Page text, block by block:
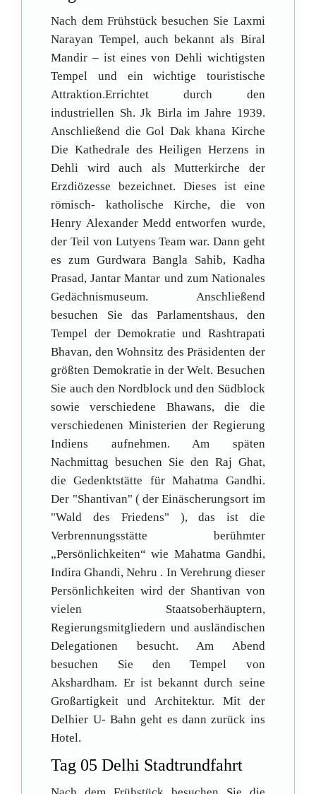
Nach dem Frühstück besuchen Sie Laxmi
Narayan Tempel, auch bekannt als Biral
Mandir – ist eines von Dehli wichtigsten
Tempel und ein wichtige touristische
Attraktion.Errichtet durch den
industriellen Sh. Jk Birla im Jahre 1939.
Anschließend die Gol Dak khana Kirche
Die Kathedrale des Heiligen Herzens in
Dehli wird auch als Mutterkirche der
Erzdiözesse bezeichnet. Dieses ist eine
römisch- katholische Kirche, die von
Henry Alexander Medd entworfen wurde,
der Teil von Lutyens Team war. Dann geht
es zum Gurdwara Bangla Sahib, Kadha
Prasad, Jantar Mantar und zum Nationales
Gedächnismuseum. Anschließend
besuchen Sie das Parlamentshaus, den
Tempel der Demokratie und Rashtrapati
Bhavan, den Wohnsitz des Präsidenten der
größten Demokratie in der Welt. Besuchen
Sie auch den Nordblock und den Südblock
sowie verschiedene Bhawans, die die
verschiedenen Ministerien der Regierung
Indiens aufnehmen. Am späten
Nachmittag besuchen Sie den Raj Ghat,
die Gedenktstätte für Mahatma Gandhi.
Der "Shantivan" ( der Einäscherungsort im
"Wald des Friedens" ), das ist die
Verbrennungsstätte berühmter
„Persönlichkeiten“ wie Mahatma Gandhi,
Indira Ghandi, Nehru . In Verehrung dieser
Persönlichkeiten wird der Shantivan von
vielen Staatsoberhäuptern,
Regierungsmitgliedern und ausländischen
Delegationen besucht. Am Abend
besuchen Sie den Tempel von
Akshardham. Er ist bekannt durch seine
Großartigkeit und Architektur. Mit der
Delhier U- Bahn geht es dann zurück ins
Hotel.
Tag 05 Delhi Stadtrundfahrt